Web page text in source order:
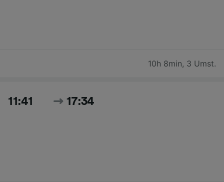
10h 8min, 3 Umst.
11:41 17:34